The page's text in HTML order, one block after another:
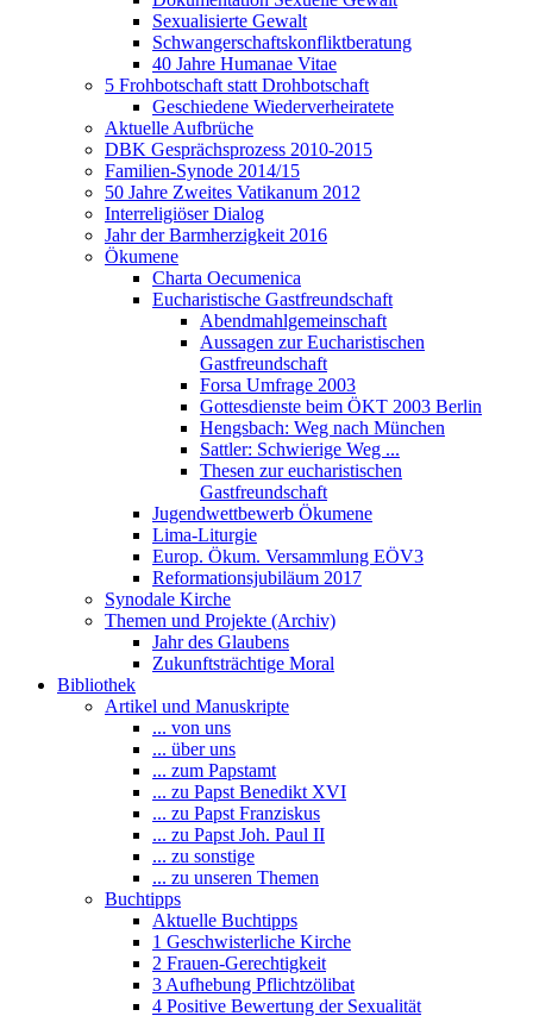
Sexualisierte Gewalt
Schwangerschaftskonfliktberatung
40 Jahre Humanae Vitae
5 Frohbotschaft statt Drohbotschaft
Geschiedene Wiederverheiratete
Aktuelle Aufbrüche
DBK Gesprächsprozess 2010-2015
Familien-Synode 2014/15
50 Jahre Zweites Vatikanum 2012
Interreligiöser Dialog
Jahr der Barmherzigkeit 2016
Ökumene
Charta Oecumenica
Eucharistische Gastfreundschaft
Abendmahlgemeinschaft
Aussagen zur Eucharistischen
Gastfreundschaft
Forsa Umfrage 2003
Gottesdienste beim ÖKT 2003 Berlin
Hengsbach: Weg nach München
Sattler: Schwierige Weg ...
Thesen zur eucharistischen
Gastfreundschaft
Jugendwettbewerb Ökumene
Lima-Liturgie
Europ. Ökum. Versammlung EÖV3
Reformationsjubiläum 2017
Synodale Kirche
Themen und Projekte (Archiv)
Jahr des Glaubens
Zukunftsträchtige Moral
Bibliothek
Artikel und Manuskripte
... von uns
... über uns
... zum Papstamt
... zu Papst Benedikt XVI
... zu Papst Franziskus
... zu Papst Joh. Paul II
... zu sonstige
... zu unseren Themen
Buchtipps
Aktuelle Buchtipps
1 Geschwisterliche Kirche
2 Frauen-Gerechtigkeit
3 Aufhebung Pflichtzölibat
4 Positive Bewertung der Sexualität